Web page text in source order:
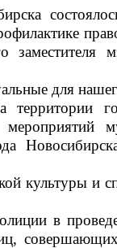
заместителя
для
культуры и
в